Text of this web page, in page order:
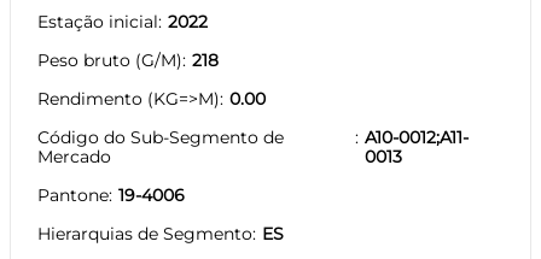
Estação inicial 2022
Peso bruto (G/M) 218
Rendimento (KG=>M) 0.00
Código do Sub-Segmento de
Mercado
A10-0012;A11-
0013
Pantone 19-4006
Hierarquias de Segmento ES